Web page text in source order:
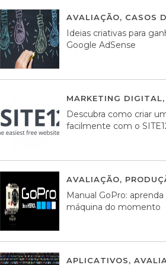
AVALIAÇÃO, CASOS
Ideias criativas para
Google AdSense
MARKETING DIGITAL,
Descubra como criar
facilmente com o
AVALIAÇÃO,
Manual GoPro: aprenda
máquina do momento
APLICATIVOS,